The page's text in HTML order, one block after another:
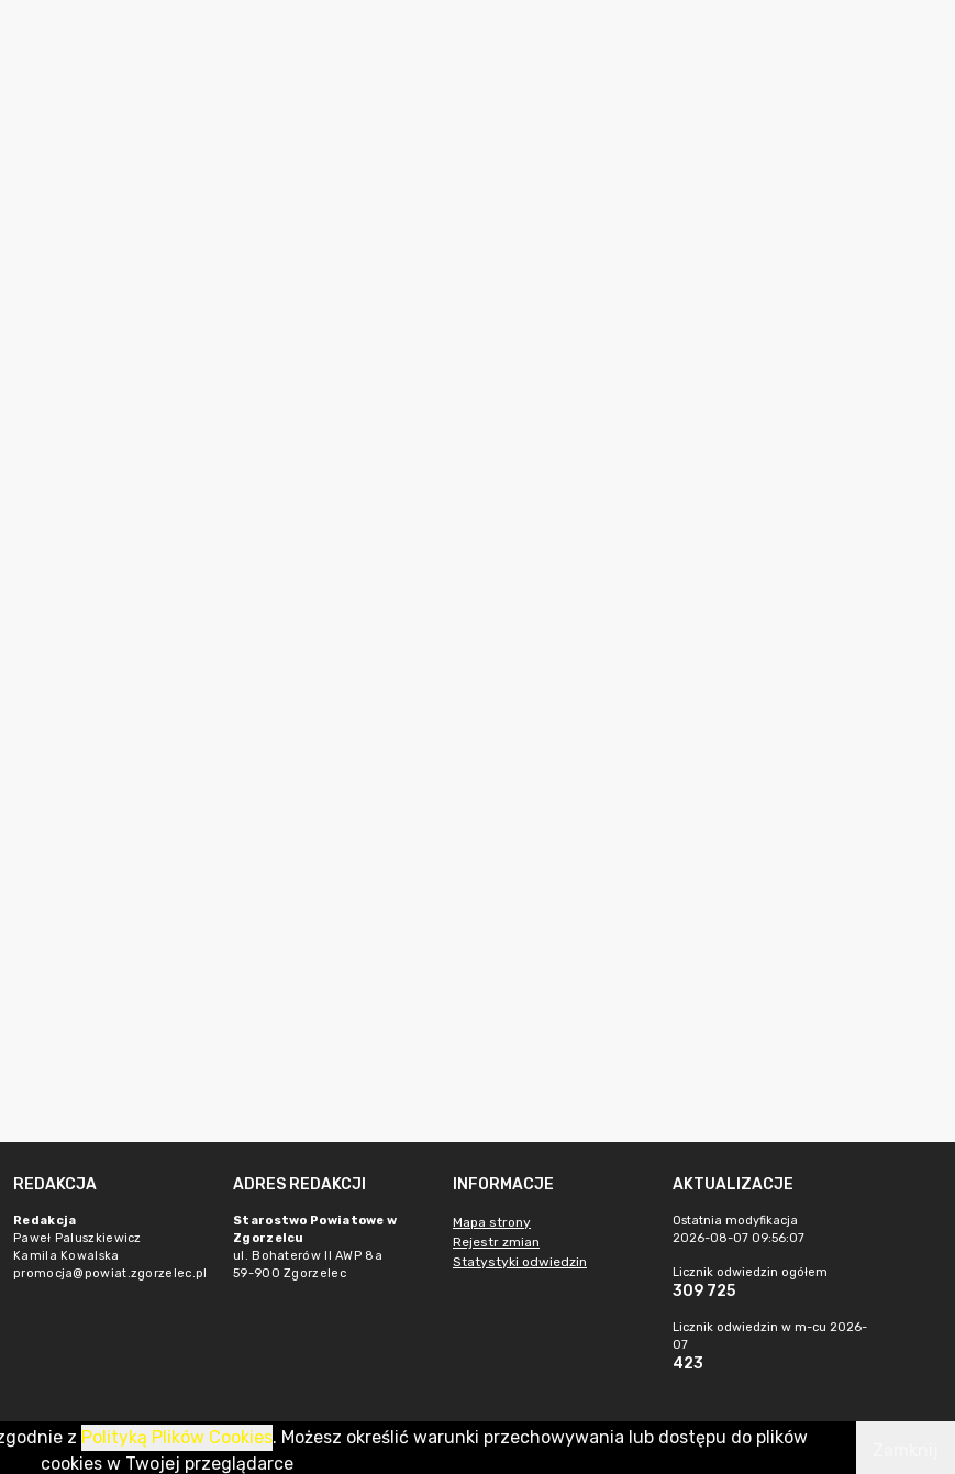
REDAKCJA
Redakcja
Paweł Paluszkiewicz
Kamila Kowalska
promocja@powiat.zgorzelec.pl
ADRES REDAKCJI
Starostwo Powiatowe w
Zgorzelcu
ul. Bohaterów II AWP 8a
59-900 Zgorzelec
INFORMACJE
Mapa strony
Rejestr zmian
Statystyki odwiedzin
AKTUALIZACJE
Ostatnia modyfikacja
2026-08-07 09:56:07
Licznik odwiedzin ogółem
309 725
Licznik odwiedzin w m-cu 2026-
07
423
z Polityką Plików Cookies. Możesz określić warunki przechowywania lub dostępu do plików
cookies w Twojej przeglądarce